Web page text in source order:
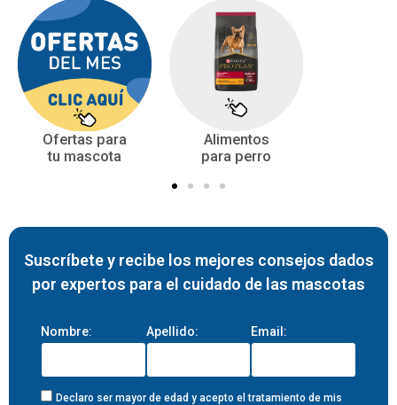
Ofertas para
tu mascota
Alimentos
para perro
Suscríbete y recibe los mejores consejos dados
por expertos para el cuidado de las mascotas
Nombre: Apellido: Email:
Declaro ser mayor de edad y acepto el tratamiento de mis